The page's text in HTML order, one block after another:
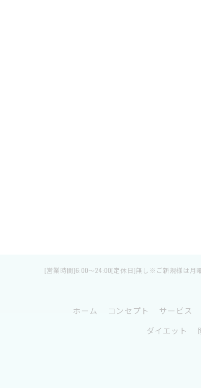
[営業時間]6:00～24:00[定休日]無し※ご新規様は月
ホーム コンセプト サービス
ダイエット